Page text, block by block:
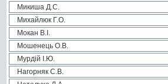
Микиша Д.С.
Михайлюк Г.О.
Мокан В.І.
Мошенець О.В.
Мурдій І.Ю.
Нагорняк С.В.